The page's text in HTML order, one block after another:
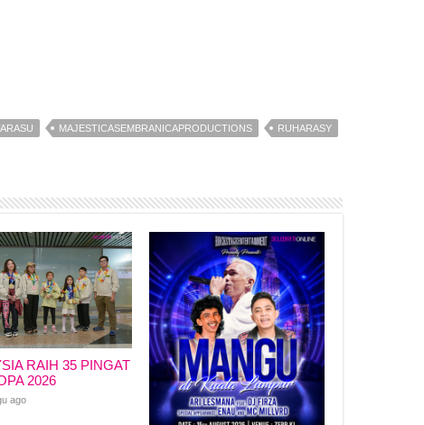
MAJESTICASEMBRANICAPRODUCTIONS
RUHARASY
RAIH 35 PINGAT
2026
ago